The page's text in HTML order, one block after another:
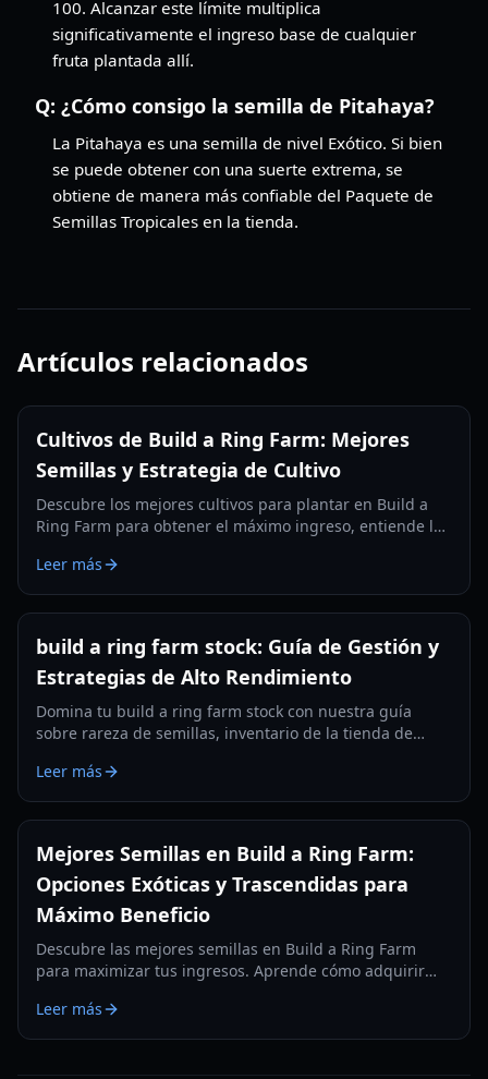
100. Alcanzar este límite multiplica
significativamente el ingreso base de cualquier
fruta plantada allí.
Q: ¿Cómo consigo la semilla de Pitahaya?
La Pitahaya es una semilla de nivel Exótico. Si bien
se puede obtener con una suerte extrema, se
obtiene de manera más confiable del Paquete de
Semillas Tropicales en la tienda.
Artículos relacionados
Cultivos de Build a Ring Farm: Mejores
Semillas y Estrategia de Cultivo
Descubre los mejores cultivos para plantar en Build a
Ring Farm para obtener el máximo ingreso, entiende las
diseños óptimos de cultivo en 2026.
Leer más
build a ring farm stock: Guía de Gestión y
Estrategias de Alto Rendimiento
Domina tu build a ring farm stock con nuestra guía
sobre rareza de semillas, inventario de la tienda de
Leer más
Mejores Semillas en Build a Ring Farm:
Opciones Exóticas y Trascendidas para
Máximo Beneficio
Descubre las mejores semillas en Build a Ring Farm
para maximizar tus ingresos. Aprende cómo adquirir
Fruta del Vacío para dominar las tablas de clasificación.
Leer más